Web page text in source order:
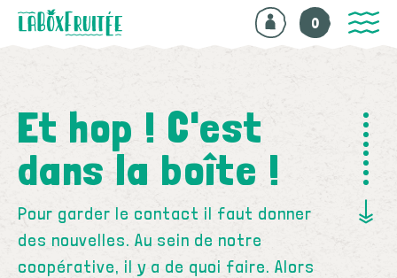
0
Et hop ! C'est
dans la boîte !
Pour garder le contact il faut donner
des nouvelles. Au sein de notre
coopérative, il y a de quoi faire. Alors